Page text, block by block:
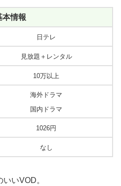
本情報
日テレ
見放題＋レンタル
10万以上
海外ドラマ
国内ドラマ
1026円
なし
いVOD。